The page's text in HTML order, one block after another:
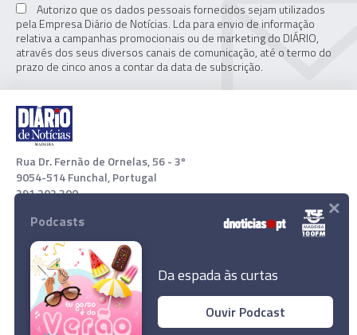
Banco de Venezuela há três dias com falhas
Autorizo que os dados pessoais fornecidos sejam utilizados
pela Empresa Diário de Notícias. Lda para envio de informação
relativa a campanhas promocionais ou de marketing do DIÁRIO,
através dos seus diversos canais de comunicação, até o termo do
prazo de cinco anos a contar da data de subscrição.
Rua Dr. Fernão de Ornelas, 56 - 3º
9054-514 Funchal, Portugal
291 202 300
Download App
Podcasts
Da espada às curtas
Ouvir Podcast
×